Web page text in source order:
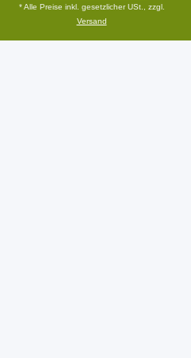
* Alle Preise inkl. gesetzlicher USt., zzgl.
Versand